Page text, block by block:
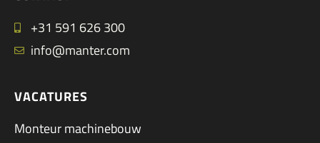
+31 591 626 300
info@manter.com
VACATURES
Monteur machinebouw